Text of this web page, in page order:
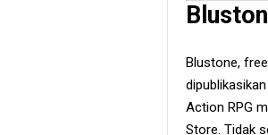
Blustone,
Action RPG
Store. Tidak